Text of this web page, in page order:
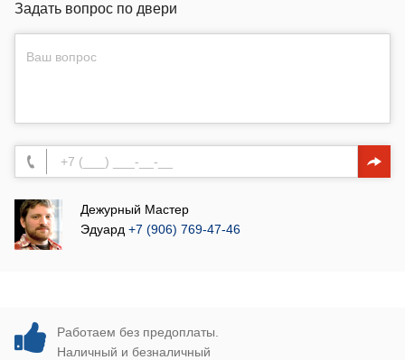
Задать вопрос по двери
Дежурный Мастер
Эдуард +7 (906) 769-47-46
Работаем без предоплаты.
Наличный и безналичный